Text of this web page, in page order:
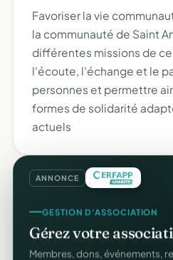
Favoriser la vie
la communauté de Saint
différentes missions de
l'écoute, l'échange et le
personnes et permettre
formes de solidarité
actuels
ANNONCE
GESTION D'ASSOCIATION
Gérez votre
Membres, dons, événements,